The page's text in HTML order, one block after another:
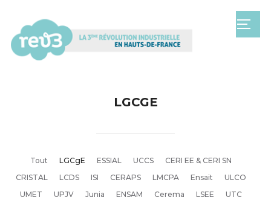
LGCGE
Tout LGCgE ESSIAL UCCS
CERI EE & CERI SN
CRISTAL
LCDS ISI CERAPS LMCPA Ensait
ULCO
UMET
UPJV Junia ENSAM Cerema LSEE
UTC